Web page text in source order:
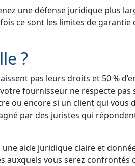
une défense juridique plus
ce sont les limites de garantie
?
pas leurs droits et 50 %
fournisseur ne respecte pas
ou encore si un client qui vous
par des juristes qui
aide juridique claire et
auxquels vous serez confrontés